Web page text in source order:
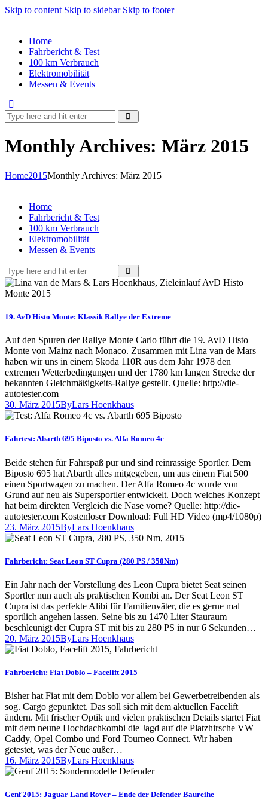
Skip to content Skip to sidebar Skip to footer
Home
Fahrbericht & Test
100 km Verbrauch
Elektromobilität
Messen & Events
Monthly Archives: März 2015
Home2015Monthly Archives: März 2015
Home
Fahrbericht & Test
100 km Verbrauch
Elektromobilität
Messen & Events
19. AvD Histo Monte: Klassik Rallye der Extreme
Auf den Spuren der Rallye Monte Carlo führt die 19. AvD Histo
Monte von Mainz nach Monaco. Zusammen mit Lina van de Mars
haben wir uns in einem Skoda 110R aus dem Jahr 1978 den
extremen Wetterbedingungen und der 1780 km langen Strecke der
bekannten Gleich­mä­ßig­keits-Rallye gestellt. Quelle: http://die-
autotester.com
30. März 2015ByLars Hoenkhaus
Fahrtest: Abarth 695 Biposto vs. Alfa Romeo 4c
Beide stehen für Fahrspaß pur und sind reinrassige Sportler. Dem
Biposto 695 hat Abarth alles mitgegeben, um aus einem Fiat 500
einen Sportwagen zu machen. Der Alfa Romeo 4c wurde von
Grund auf neu als Supersportler entwickelt. Doch welches Konzept
hat beim direkten Vergleich die Nase vorne? Quelle: http://die-
autotester.com Kostenloser Download: Full HD Video (mp4/1080p)
23. März 2015ByLars Hoenkhaus
Fahrbericht: Seat Leon ST Cupra (280 PS / 350Nm)
Ein Jahr nach der Vorstellung des Leon Cupra bietet Seat seinen
Sportler nun auch als praktischen Kombi an. Der Seat Leon ST
Cupra ist das perfekte Alibi für Familienväter, die es gerne mal
sportlich angehen lassen. Seine bis zu 1470 Liter Stauraum
beschleunigt der Cupra ST mit bis zu 280 PS in nur 6 Sekunden…
20. März 2015ByLars Hoenkhaus
Fahrbericht: Fiat Doblo – Facelift 2015
Bisher hat Fiat mit dem Doblo vor allem bei Gewerbetreibenden als
sog. Cargo gepunktet. Das soll sich mit dem aktuellen Facelift
ändern. Mit frischer Optik und vielen praktischen Details startet Fiat
mit dem neune Hochdachkombi die Jagd auf die Platzhirsche VW
Caddy, Opel Combo und Ford Tourneo Connect. Wir haben
getestet, was der Neue außer…
16. März 2015ByLars Hoenkhaus
Genf 2015: Jaguar Land Rover – Ende der Defender Baureihe